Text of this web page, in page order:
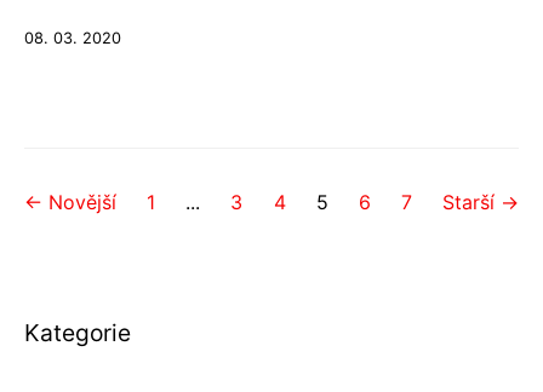
08. 03. 2020
← Novější 1 ... 3 4 5 6 7 Starší →
Kategorie